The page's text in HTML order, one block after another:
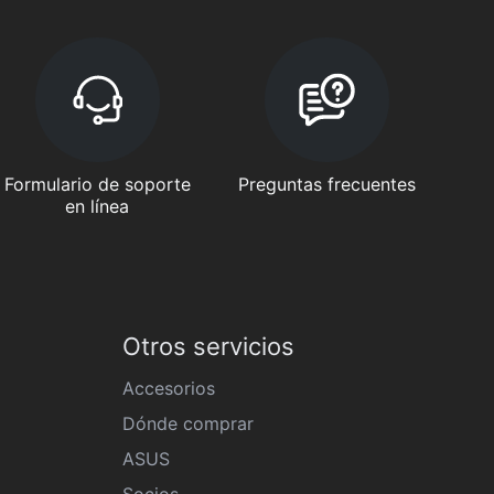
Formulario de soporte
en línea
Preguntas frecuentes
Otros servicios
Accesorios
Dónde comprar
ASUS